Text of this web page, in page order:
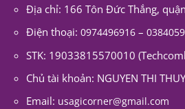
Địa chỉ: 166 Tôn Đức Thắng,
Điện thoại: 0974496916 –
STK: 19033815570010
Chủ tài khoản: NGUYEN THI
Email: usagicorner@gmail.com